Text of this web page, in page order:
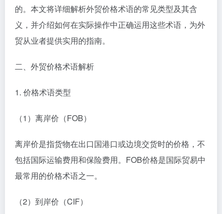
的。本文将详细解析外贸价格术语的常见类型及其含
义，并介绍如何在实际操作中正确运用这些术语，为外
贸从业者提供实用的指南。
二、外贸价格术语解析
1. 价格术语类型
（1）离岸价（FOB）
离岸价是指货物在出口国港口或边境交货时的价格，不
包括国际运输费用和保险费用。FOB价格是国际贸易中
最常用的价格术语之一。
（2）到岸价（CIF）